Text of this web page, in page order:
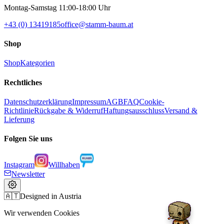
Montag-Samstag 11:00-18:00 Uhr
+43 (0) 13419185office@stamm-baum.at
Shop
ShopKategorien
Rechtliches
DatenschutzerklärungImpressumAGBFAQCookie-
RichtlinieRückgabe & WiderrufHaftungsausschlussVersand &
Lieferung
Folgen Sie uns
Instagram
Willhaben
Newsletter
🇦🇹Designed in Austria
Wir verwenden Cookies